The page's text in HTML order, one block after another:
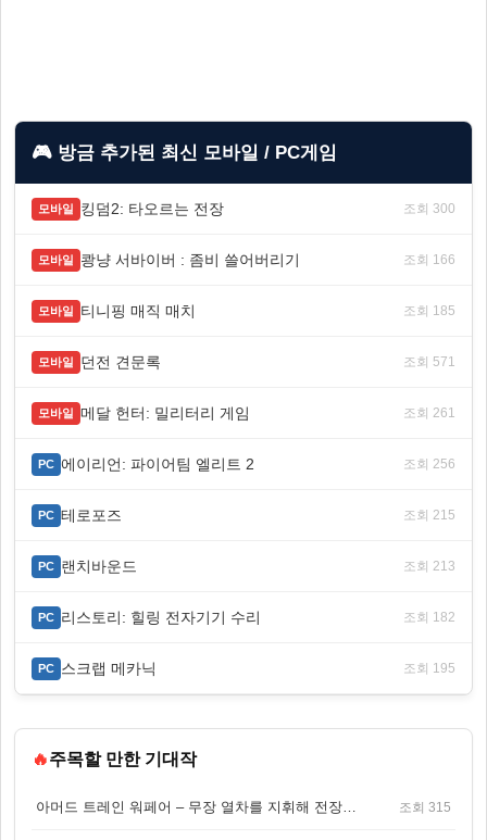
🎮 방금 추가된 최신 모바일 / PC게임
모바일 킹덤2: 타오르는 전장 조회 300
모바일 쾅냥 서바이버 : 좀비 쓸어버리기 조회 166
모바일 티니핑 매직 매치 조회 185
모바일 던전 견문록 조회 571
모바일 메달 헌터: 밀리터리 게임 조회 261
PC 에이리언: 파이어팀 엘리트 2 조회 256
PC 테로포즈 조회 215
PC 랜치바운드 조회 213
PC 리스토리: 힐링 전자기기 수리 조회 182
PC 스크랩 메카닉 조회 195
🔥주목할 만한 기대작
아머드 트레인 워페어 – 무장 열차를 지휘해 전장을 돌파하는 생존 전투 게임 조회 315